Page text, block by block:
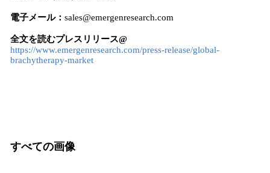
電子メール： sales@emergenresearch.com
全文を読むプレスリリース@
https://www.emergenresearch.com/press-release/global-
brachytherapy-market
すべての画像